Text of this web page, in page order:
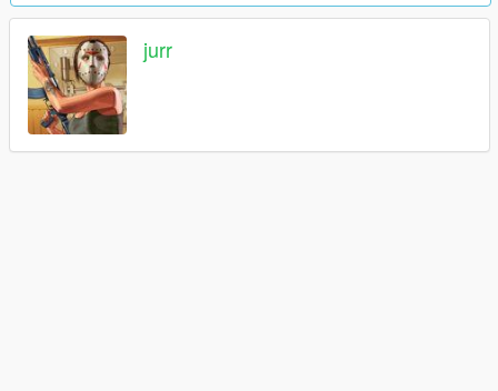
jurr